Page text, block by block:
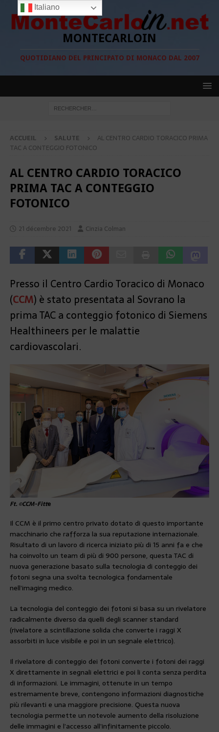
MONTECARLOIN
QUOTIDIANO DEL PRINCIPATO DI MONACO DAL 2007
ACCUEIL SALUTE
AL CENTRO CARDIO TORACICO PRIMA
TAC A CONTEGGIO FOTONICO
AL CENTRO CARDIO TORACICO
PRIMA TAC A CONTEGGIO
FOTONICO
21 décembre 2021 Cinzia Colman
Presso il Centro Cardio Toracico di Monaco
(CCM) è stato presentata al Sovrano la
prima TAC a conteggio fotonico di Siemens
Healthineers per le malattie
cardiovascolari.
Ft. ©CCM-Fitte
Il CCM è il primo centro privato dotato di questo importante
macchinario che rafforza la sua reputazione internazionale.
Risultato di un lavoro di ricerca iniziato più di 15 anni fa e che
ha coinvolto un team di più di 900 persone, questa TAC di
nuova generazione basato sulla tecnologia di conteggio dei
fotoni segna una svolta tecnologica fondamentale
nell’imaging medico.
La tecnologia del conteggio dei fotoni si basa su un rivelatore
radicalmente diverso da quelli degli scanner standard
(rivelatore a scintillazione solida che converte i raggi X
assorbiti in luce visibile e poi in un segnale elettrico).
Il rivelatore di conteggio dei fotoni converte i fotoni dei raggi
X direttamente in segnali elettrici e poi li conta senza perdita
di informazioni. Le immagini, ottenute in un tempo
estremamente breve, contengono informazioni diagnostiche
più rilevanti e una maggiore precisione. Questa nuova
tecnologia permette un notevole aumento della risoluzione
delle immagini e l’accesso all’infinitamente piccolo.
Italiano